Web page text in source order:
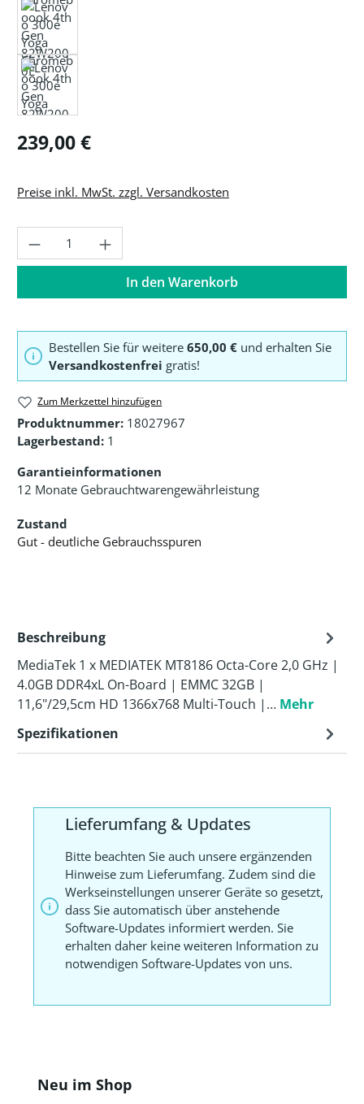
Regulärer Preis:
239,00 €
Preise inkl. MwSt. zzgl. Versandkosten
Produkt Anzahl: Gib den gewünschten
In den Warenkorb
Bestellen Sie für weitere 650,00 € und erhalten Sie
Versandkostenfrei gratis!
Zum Merkzettel hinzufügen
Produktnummer: 18027967
Lagerbestand: 1
Garantieinformationen
12 Monate Gebrauchtwarengewährleistung
Zustand
Gut - deutliche Gebrauchsspuren
Beschreibung
MediaTek 1 x MEDIATEK MT8186 Octa-Core 2,0 GHz |
4.0GB DDR4xL On-Board | EMMC 32GB |
11,6"/29,5cm HD 1366x768 Multi-Touch |… Mehr
Spezifikationen
Lieferumfang & Updates
Bitte beachten Sie auch unsere ergänzenden
Hinweise zum Lieferumfang. Zudem sind die
Werkseinstellungen unserer Geräte so gesetzt,
dass Sie automatisch über anstehende
Software-Updates informiert werden. Sie
erhalten daher keine weiteren Information zu
notwendigen Software-Updates von uns.
Produktgalerie überspringen
Neu im Shop